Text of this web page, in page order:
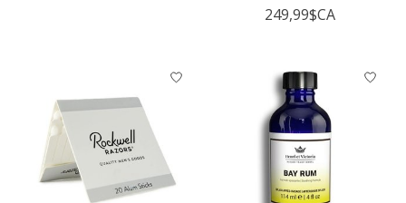
249,99$CA